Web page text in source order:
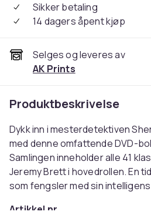
Sikker betaling
14 dagers åpent kjøp
Selges og leveres av
AK Prints
Produktbeskrivelse
Dykk inn i mesterdetektiven
med denne omfattende DVD-
Samlingen inneholder alle 41
Jeremy Brett i hovedrollen. En
som fengsler med sin
Artikkel nr.